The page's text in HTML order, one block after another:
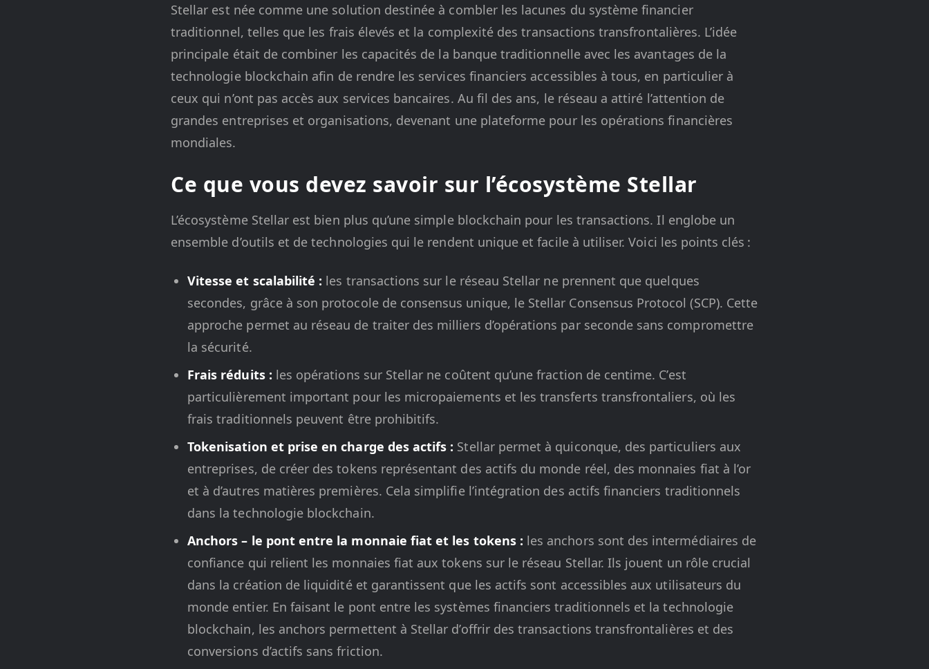
Stellar est née comme une solution destinée à combler les lacunes du système financier
traditionnel, telles que les frais élevés et la complexité des transactions transfrontalières. L’idée
principale était de combiner les capacités de la banque traditionnelle avec les avantages de la
technologie blockchain afin de rendre les services financiers accessibles à tous, en particulier à
ceux qui n’ont pas accès aux services bancaires. Au fil des ans, le réseau a attiré l’attention de
grandes entreprises et organisations, devenant une plateforme pour les opérations financières
mondiales.
Ce que vous devez savoir sur l’écosystème Stellar
L’écosystème Stellar est bien plus qu’une simple blockchain pour les transactions. Il englobe un
ensemble d’outils et de technologies qui le rendent unique et facile à utiliser. Voici les points clés :
Vitesse et scalabilité : les transactions sur le réseau Stellar ne prennent que quelques
secondes, grâce à son protocole de consensus unique, le Stellar Consensus Protocol (SCP). Cette
approche permet au réseau de traiter des milliers d’opérations par seconde sans compromettre
la sécurité.
Frais réduits : les opérations sur Stellar ne coûtent qu’une fraction de centime. C’est
particulièrement important pour les micropaiements et les transferts transfrontaliers, où les
frais traditionnels peuvent être prohibitifs.
Tokenisation et prise en charge des actifs : Stellar permet à quiconque, des particuliers aux
entreprises, de créer des tokens représentant des actifs du monde réel, des monnaies fiat à l’or
et à d’autres matières premières. Cela simplifie l’intégration des actifs financiers traditionnels
dans la technologie blockchain.
Anchors – le pont entre la monnaie fiat et les tokens : les anchors sont des intermédiaires de
confiance qui relient les monnaies fiat aux tokens sur le réseau Stellar. Ils jouent un rôle crucial
dans la création de liquidité et garantissent que les actifs sont accessibles aux utilisateurs du
monde entier. En faisant le pont entre les systèmes financiers traditionnels et la technologie
blockchain, les anchors permettent à Stellar d’offrir des transactions transfrontalières et des
conversions d’actifs sans friction.